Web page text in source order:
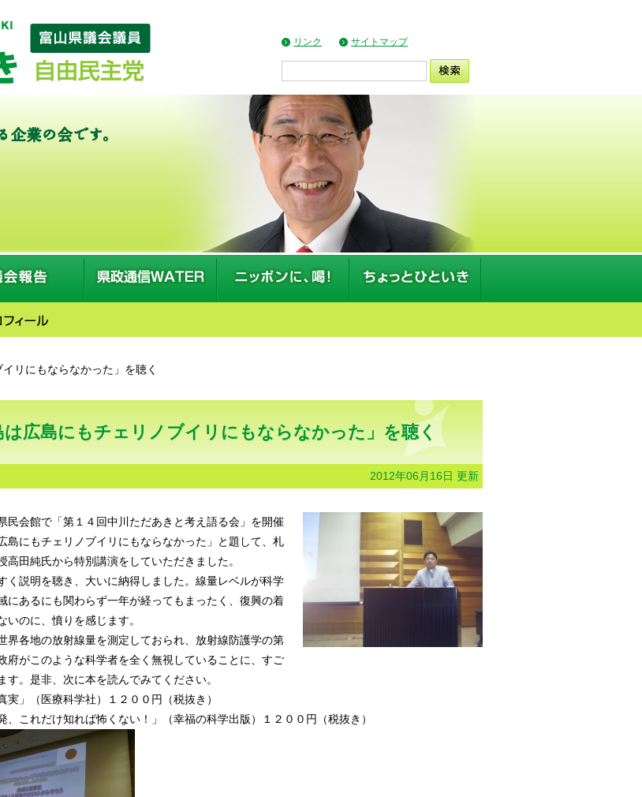
リンク サイトマップ
リにもならなかった」を聴く
は広島にもチェリノブイリにもならなかった」を聴く
2012年06月16日 更新
民会館で「第１４回中川ただあきと考え語る会」を開催
島にもチェリノブイリにもならなかった」と題して、札
高田純氏から特別講演をしていただきました。
く説明を聴き、大いに納得しました。線量レベルが科学
にあるにも関わらず一年が経ってもまったく、復興の着
いのに、憤りを感じます。
界各地の放射線量を測定しておられ、放射線防護学の第
府がこのような科学者を全く無視していることに、すご
す。是非、次に本を読んでみてください。
実」（医療科学社）１２００円（税抜き）
、これだけ知れば怖くない！」（幸福の科学出版）１２００円（税抜き）